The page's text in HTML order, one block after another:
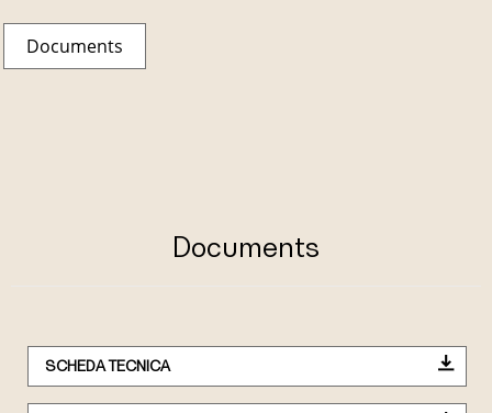
Documents
Documents
SCHEDA TECNICA